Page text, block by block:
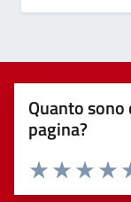
Quanto
pagina?
Valuta 3
Valuta 2
Valuta 1 stelle